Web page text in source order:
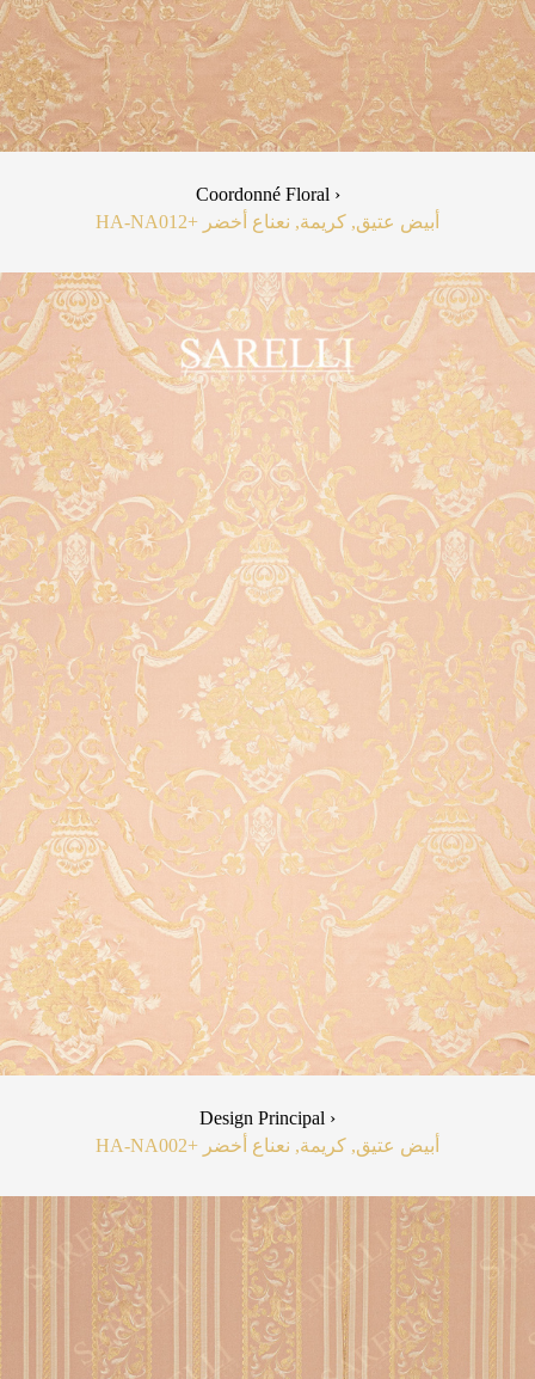
Coordonné Floral ›
HA-NA01
أبيض عتيق, كريمة, نعناع أخضر +2
Design Principal ›
HA-NA00
أبيض عتيق, كريمة, نعناع أخضر +2